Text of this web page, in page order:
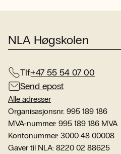
NLA Høgskolen
Tlf:+47 55 54 07 00
Send epost
Alle adresser
Organisasjonsnr. 995 189 186
MVA-nummer: 995 189 186 MVA
Kontonummer: 3000 48 00008
Gaver til NLA: 8220 02 88625